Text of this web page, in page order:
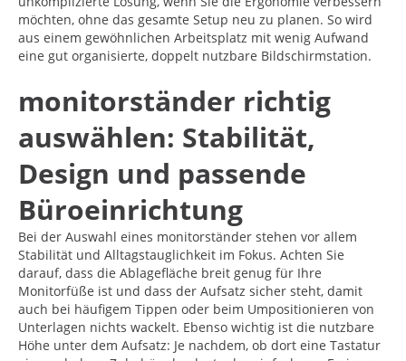
möchten, ohne das gesamte Setup neu zu planen. So wird
aus einem gewöhnlichen Arbeitsplatz mit wenig Aufwand
eine gut organisierte, doppelt nutzbare Bildschirmstation.
monitorständer richtig
auswählen: Stabilität,
Design und passende
Büroeinrichtung
Bei der Auswahl eines monitorständer stehen vor allem
Stabilität und Alltagstauglichkeit im Fokus. Achten Sie
darauf, dass die Ablagefläche breit genug für Ihre
Monitorfüße ist und dass der Aufsatz sicher steht, damit
auch bei häufigem Tippen oder beim Umpositionieren von
Unterlagen nichts wackelt. Ebenso wichtig ist die nutzbare
Höhe unter dem Aufsatz: Je nachdem, ob dort eine Tastatur